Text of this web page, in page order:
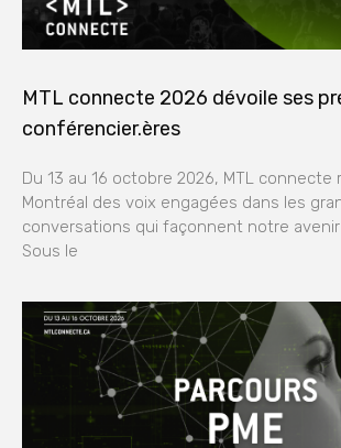
MTL connecte 2026 dévoile ses
conférencier.ères
Du 13 au 16 octobre 2026, MTL connecte
Montréal des voix engagées dans les
conversations qui façonnent notre
Sous le